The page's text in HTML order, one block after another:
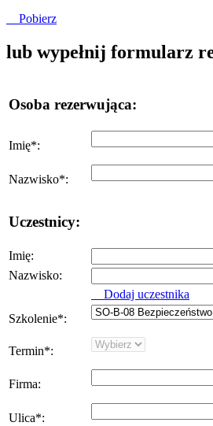
Pobierz
lub wypełnij formularz
Osoba rezerwująca:
Imię*:
Nazwisko*:
Uczestnicy:
Imię:
Nazwisko:
Dodaj uczestnika
Szkolenie*:
Termin*:
Firma:
Ulica*: